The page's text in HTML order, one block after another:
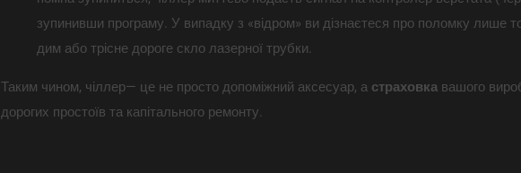
зупинивши програму. У випадку з «відром» ви дізнаєтеся про поломку лише
дим або трісне дороге скло лазерної трубки.
Таким чином, чіллер— це не просто допоміжний аксесуар, а страховка вашого
дорогих простоїв та капітального ремонту.